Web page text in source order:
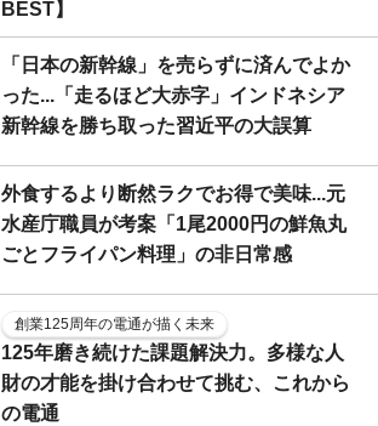
BEST】
「日本の新幹線」を売らずに済んでよか
った...「走るほど大赤字」インドネシア
新幹線を勝ち取った習近平の大誤算
外食するより断然ラクでお得で美味...元
水産庁職員が考案「1尾2000円の鮮魚丸
ごとフライパン料理」の非日常感
創業125周年の電通が描く未来
125年磨き続けた課題解決力。多様な人
財の才能を掛け合わせて挑む、これから
の電通